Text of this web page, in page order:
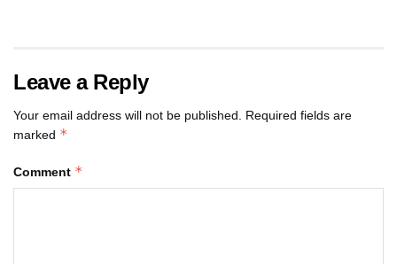
Leave a Reply
Your email address will not be published. Required fields are
marked *
Comment *